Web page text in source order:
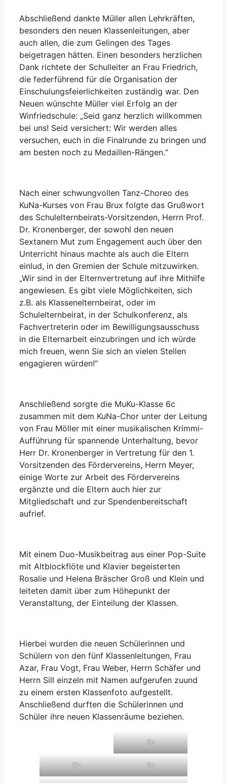
Abschließend dankte Müller allen Lehrkräften,
besonders den neuen Klassenleitungen, aber
auch allen, die zum Gelingen des Tages
beigetragen hätten. Einen besonders herzlichen
Dank richtete der Schulleiter an Frau Friedrich,
die federführend für die Organisation der
Einschulungsfeierlichkeiten zuständig war. Den
Neuen wünschte Müller viel Erfolg an der
Winfriedschule: „Seid ganz herzlich willkommen
bei uns! Seid versichert: Wir werden alles
versuchen, euch in die Finalrunde zu bringen und
am besten noch zu Medaillen-Rängen.“
Nach einer schwungvollen Tanz-Choreo des
KuNa-Kurses von Frau Brux folgte das Grußwort
des Schulelternbeirats-Vorsitzenden, Herrn Prof.
Dr. Kronenberger, der sowohl den neuen
Sextanern Mut zum Engagement auch über den
Unterricht hinaus machte als auch die Eltern
einlud, in den Gremien der Schule mitzuwirken.
„Wir sind in der Elternvertretung auf ihre Mithilfe
angewiesen. Es gibt viele Möglichkeiten, sich
z.B. als Klassenelternbeirat, oder im
Schulelternbeirat, in der Schulkonferenz, als
Fachvertreterin oder im Bewilligungsausschuss
in die Elternarbeit einzubringen und ich würde
mich freuen, wenn Sie sich an vielen Stellen
engagieren würden!“
Anschließend sorgte die MuKu-Klasse 6c
zusammen mit dem KuNa-Chor unter der Leitung
von Frau Möller mit einer musikalischen Krimmi-
Aufführung für spannende Unterhaltung, bevor
Herr Dr. Kronenberger in Vertretung für den 1.
Vorsitzenden des Fördervereins, Herrn Meyer,
einige Worte zur Arbeit des Fördervereins
ergänzte und die Eltern auch hier zur
Mitgliedschaft und zur Spendenbereitschaft
aufrief.
Mit einem Duo-Musikbeitrag aus einer Pop-Suite
mit Altblockflöte und Klavier begeisterten
Rosalie und Helena Bräscher Groß und Klein und
leiteten damit über zum Höhepunkt der
Veranstaltung, der Einteilung der Klassen.
Hierbei wurden die neuen Schülerinnen und
Schülern von den fünf Klassenleitungen, Frau
Azar, Frau Vogt, Frau Weber, Herrn Schäfer und
Herrn Sill einzeln mit Namen aufgerufen zuund
zu einem ersten Klassenfoto aufgestellt.
Anschließend durften die Schülerinnen und
Schüler ihre neuen Klassenräume beziehen.
5a
5b 5c